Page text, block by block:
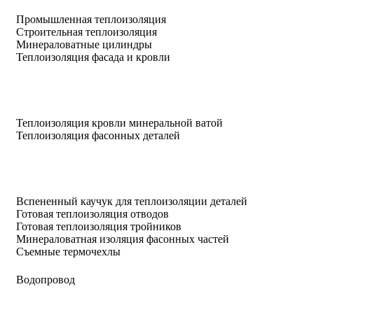
Промышленная теплоизоляция
Строительная теплоизоляция
Минераловатные цилиндры
Теплоизоляция фасада и кровли
Теплоизоляция кровли минеральной ватой
Теплоизоляция фасонных деталей
Вспененный каучук для теплоизоляции деталей
Готовая теплоизоляция отводов
Готовая теплоизоляция тройников
Минераловатная изоляция фасонных частей
Съемные термочехлы
Водопровод